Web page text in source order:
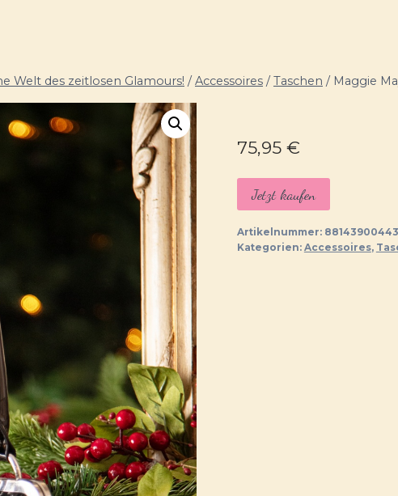
Welt des zeitlosen Glamours! / Accessoires / Taschen / Maggie
75,95 €
Jetzt kaufen
Artikelnummer:
Kategorien: Accessoires,